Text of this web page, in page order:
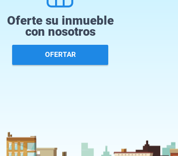
Oferte su inmueble
con nosotros
OFERTAR